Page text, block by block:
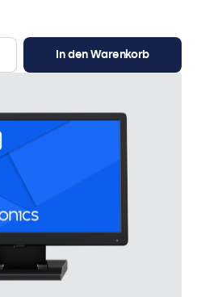
In den Warenkorb